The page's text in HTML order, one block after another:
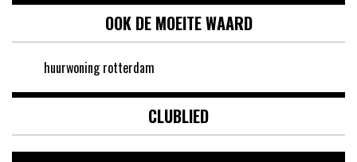
OOK DE MOEITE WAARD
huurwoning rotterdam
CLUBLIED